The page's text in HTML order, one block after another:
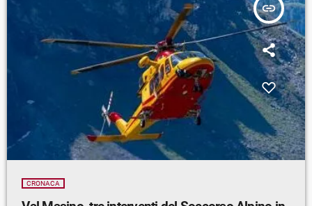
insert_link
CRONACA